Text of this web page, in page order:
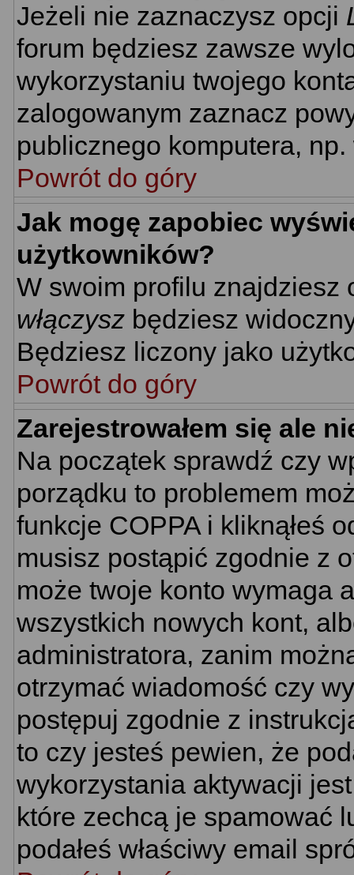
Jeżeli nie zaznaczysz opcji
forum będziesz zawsze
wykorzystaniu twojego
zalogowanym zaznacz
publicznego komputera,
Powrót do góry
Jak mogę zapobiec
użytkowników?
W swoim profilu znajdziesz
włączysz będziesz
Będziesz liczony jako
Powrót do góry
Zarejestrowałem się ale
Na początek sprawdź czy
porządku to problemem
funkcje COPPA i kliknąłeś
musisz postąpić zgodnie z
może twoje konto wymaga
wszystkich nowych kont,
administratora, zanim
otrzymać wiadomość czy
postępuj zgodnie z
to czy jesteś pewien, że
wykorzystania aktywacji
które zechcą je spamować
podałeś właściwy email